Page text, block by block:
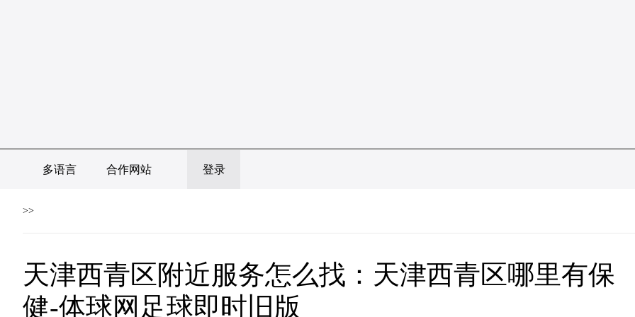
多语言 合作网站 登录
>>
天津西青区附近服务怎么找：天津西青区哪里有保
健-体球网足球即时旧版